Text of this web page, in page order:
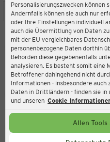
Personalisierungszwecken können
Andernfalls können sie auch nur
oder Ihre Einstellungen individuell
auch die Übermittlung von Daten
mit der EU vergleichbares
personenbezogene Daten dorthin
Behörden diese gegebenenfalls
analysieren. Es besteht somit eine
Betroffener dahingehend nicht
Informationen - insbesondere
Daten in Drittländern - finden sie in
und unseren Cookie
Allen Tools
STANDORT SERVICES
Ernsting's family
Lengericher
Aktuell:
Geschlossen
Service Hotline